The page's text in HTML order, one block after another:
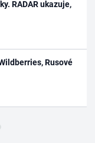
RADAR ukazuje,
Rusové